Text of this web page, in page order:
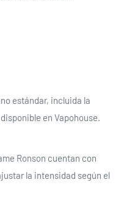
estándar, incluida la
en Vapohouse.
Ronson cuentan con
la intensidad según el